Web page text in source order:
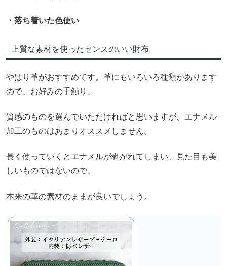
・落ち着いた色使い
上質な素材を使ったセンスのいい財布
やはり革がおすすめです。革にもいろいろ種類があります
ので、お好みの手触り、
質感のものを選んでいただければと思いますが、エナメル
加工のものはあまりオススメしません。
長く使っていくとエナメルが剥がれてしまい、見た目も美
しいものではないので、
本来の革の素材のままが良いでしょう。